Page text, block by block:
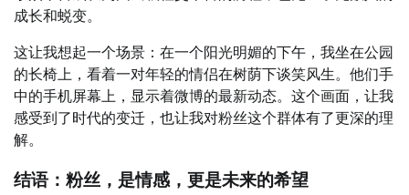
成长和蜕变。
这让我想起一个场景：在一个阳光明媚的下午，我坐在公园
的长椅上，看着一对年轻的情侣在树荫下谈笑风生。他们手
中的手机屏幕上，显示着微博的最新动态。这个画面，让我
感受到了时代的变迁，也让我对粉丝这个群体有了更深的理
解。
结语：粉丝，是情感，更是未来的希望